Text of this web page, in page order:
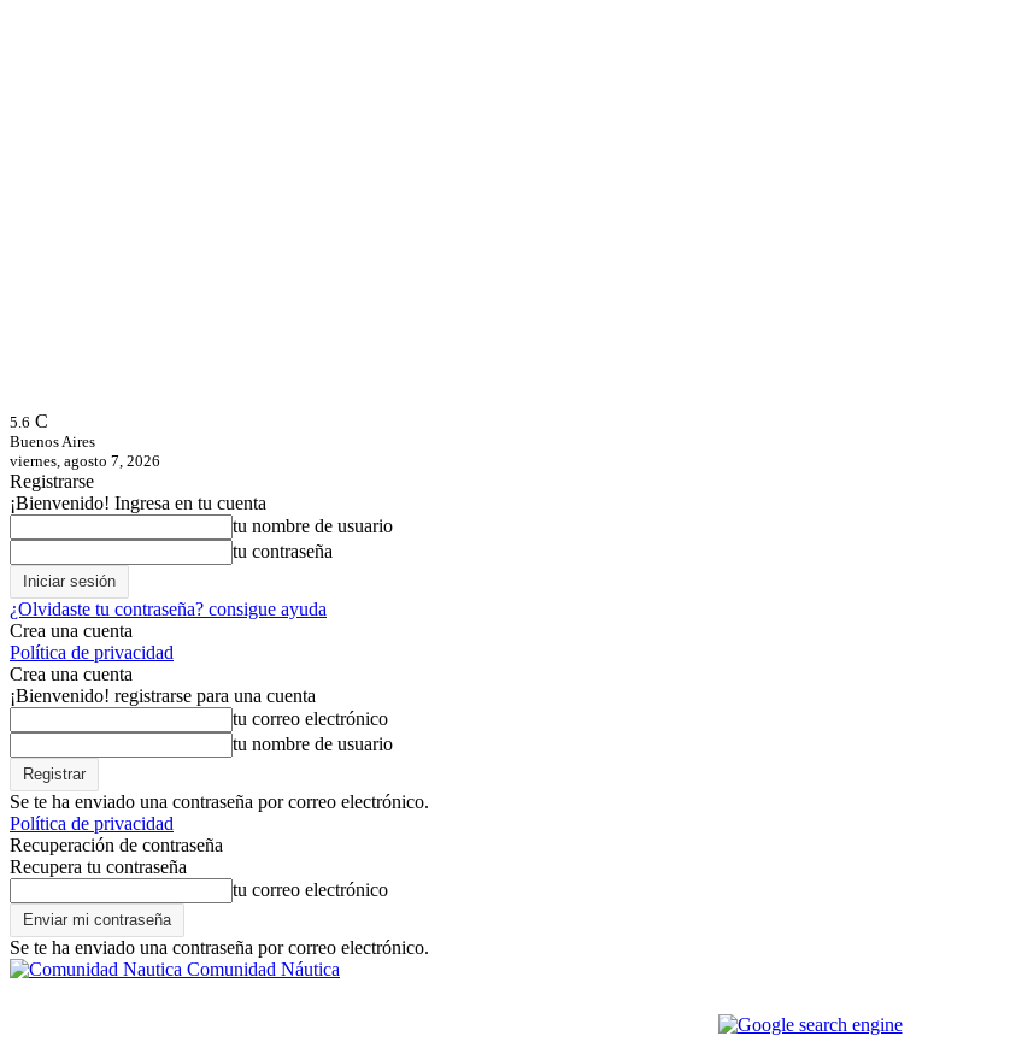
5.6 C
Buenos Aires
viernes, agosto 7, 2026
Registrarse
¡Bienvenido! Ingresa en tu cuenta
tu nombre de usuario
tu contraseña
¿Olvidaste tu contraseña? consigue ayuda
Crea una cuenta
Política de privacidad
Crea una cuenta
¡Bienvenido! registrarse para una cuenta
tu correo electrónico
tu nombre de usuario
Se te ha enviado una contraseña por correo electrónico.
Política de privacidad
Recuperación de contraseña
Recupera tu contraseña
tu correo electrónico
Se te ha enviado una contraseña por correo electrónico.
Comunidad Náutica